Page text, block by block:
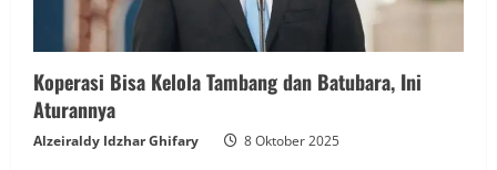
Koperasi Bisa Kelola Tambang dan Batubara, Ini
Aturannya
Alzeiraldy Idzhar Ghifary 8 Oktober 2025